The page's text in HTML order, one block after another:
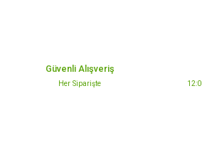
Ürün bilgilerinde hatalar bulunuyor.
Güvenli Alışveriş
Her Siparişte